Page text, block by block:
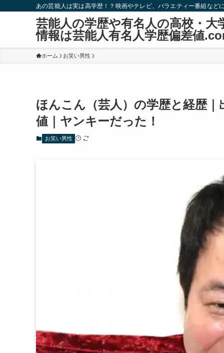
あの芸能人は実は高学歴！？映画やテレビ、バラエティー番組な
芸能人の学歴や有名人の高校・大
情報は芸能人有名人学歴偏差値
ホーム お笑い男性
ほんこん（芸人）の学歴と経歴
値｜ヤンキーだった！
お笑い男性